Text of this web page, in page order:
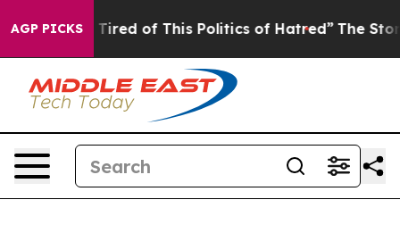
AGP PICKS
Tired of This Politics of Hatred” The Story Behind